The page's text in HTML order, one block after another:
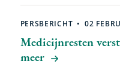
Ecology Letters.
onderzoekstechniek.
je kunt onderzoek
was.” Tijd om te
Medicijnresten
meer
PERSBERICHT 02